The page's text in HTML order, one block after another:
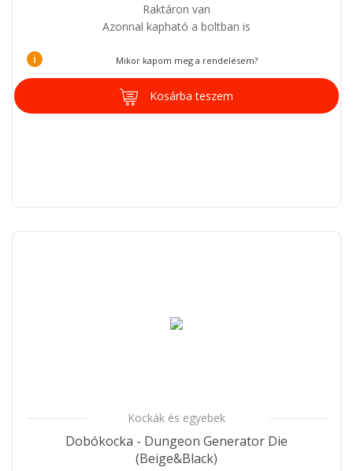
Raktáron van
Azonnal kapható a boltban is
i Mikor kapom meg a rendelésem?
Kosárba teszem
Kockák és egyebek
Dobókocka - Dungeon Generator Die
(Beige&Black)